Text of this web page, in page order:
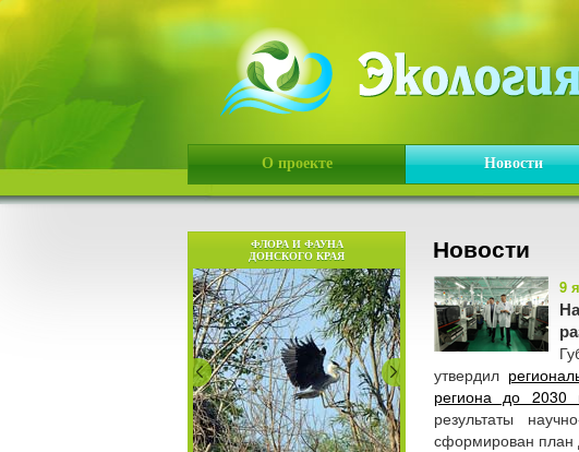
О проекте Новости
ФЛОРА И ФАУНА
ДОНСКОГО КРАЯ
Новости
9
утвердил
региона до 2030
результаты
сформирован план